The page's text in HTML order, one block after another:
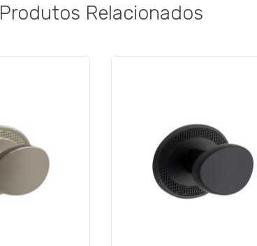
Produtos Relacionados